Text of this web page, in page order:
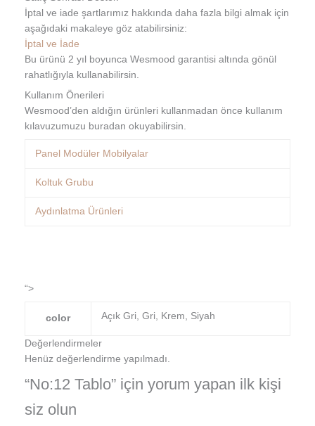
İptal ve iade şartlarımız hakkında daha fazla bilgi almak için
aşağıdaki makaleye göz atabilirsiniz:
İptal ve İade
Bu ürünü 2 yıl boyunca Wesmood garantisi altında gönül
rahatlığıyla kullanabilirsin.
Kullanım Önerileri
Wesmood’den aldığın ürünleri kullanmadan önce kullanım
kılavuzumuzu buradan okuyabilirsin.
Panel Modüler Mobilyalar
Koltuk Grubu
Aydınlatma Ürünleri
“>
color Açık Gri, Gri, Krem, Siyah
Değerlendirmeler
Henüz değerlendirme yapılmadı.
“No:12 Tablo” için yorum yapan ilk kişi
siz olun